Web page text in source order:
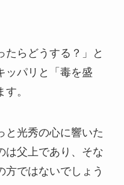
たらどうする？」と
ッパリと「毒を盛
。
と光秀の心に響いた
は父上であり、そな
方ではないでしょう